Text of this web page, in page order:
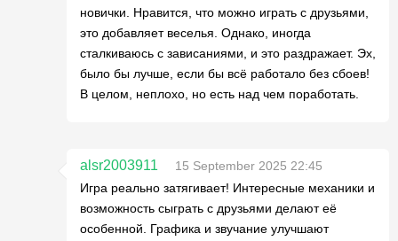
новички. Нравится, что можно играть с друзьями,
это добавляет веселья. Однако, иногда
сталкиваюсь с зависаниями, и это раздражает. Эх,
было бы лучше, если бы всё работало без сбоев!
В целом, неплохо, но есть над чем поработать.
alsr2003911
15 September 2025 22:45
Игра реально затягивает! Интересные механики и
возможность сыграть с друзьями делают её
особенной. Графика и звучание улучшают